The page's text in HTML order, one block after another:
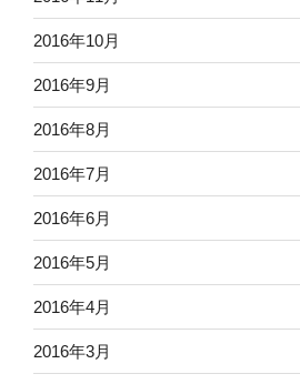
2016年10月
2016年9月
2016年8月
2016年7月
2016年6月
2016年5月
2016年4月
2016年3月